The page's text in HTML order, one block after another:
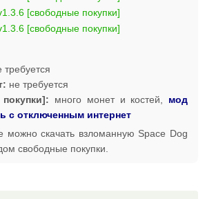
требуется
не требуется
много монет и костей, мод
с отключенным интернет
можно скачать взломанную Space Dog
свободные покупки.